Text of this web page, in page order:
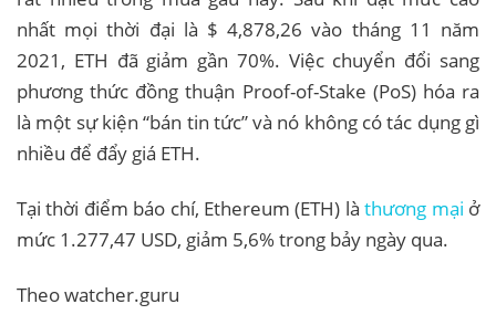
nhất mọi thời đại là $ 4,878,26 vào tháng 11 năm
2021, ETH đã giảm gần 70%. Việc chuyển đổi sang
phương thức đồng thuận Proof-of-Stake (PoS) hóa ra
là một sự kiện “bán tin tức” và nó không có tác dụng gì
nhiều để đẩy giá ETH.
Tại thời điểm báo chí, Ethereum (ETH) làthương mại ở
mức 1.277,47 USD, giảm 5,6% trong bảy ngày qua.
Theo watcher.guru